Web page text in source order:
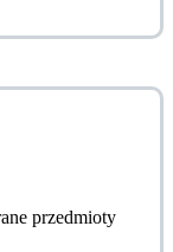
przedmioty